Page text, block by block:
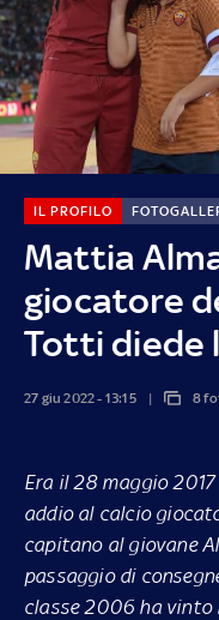
Mattia
giocatore
Totti diede
IL PROFILO
27 giu 2022 - 13:15 8
Era il 28 maggio
addio al calcio
capitano al giovane
passaggio di
classe 2006 ha vinto